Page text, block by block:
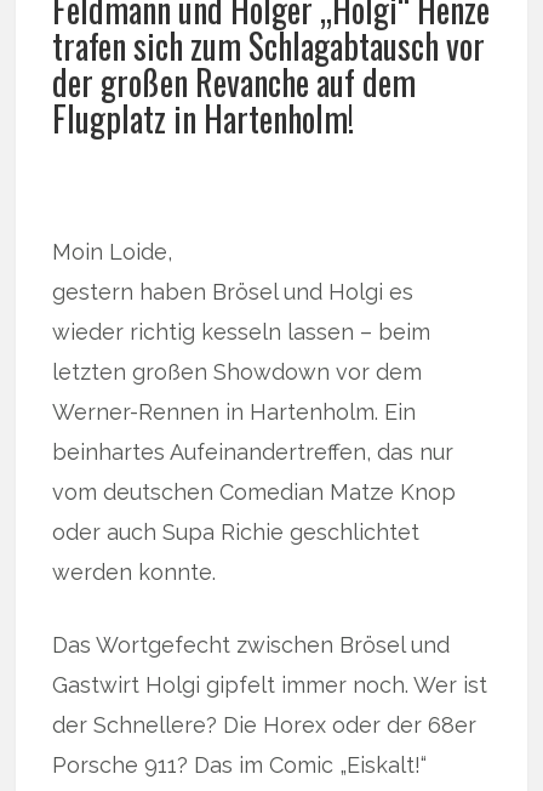
trafen sich zum Schlagabtausch vor
der großen Revanche auf dem
Flugplatz in Hartenholm!
Moin Loide,
gestern haben Brösel und Holgi es
wieder richtig kesseln lassen – beim
letzten großen Showdown vor dem
Werner-Rennen in Hartenholm. Ein
beinhartes Aufeinandertreffen, das nur
vom deutschen Comedian Matze Knop
oder auch Supa Richie geschlichtet
werden konnte.
Das Wortgefecht zwischen Brösel und
Gastwirt Holgi gipfelt immer noch. Wer ist
der Schnellere? Die Horex oder der 68er
Porsche 911? Das im Comic „Eiskalt!“